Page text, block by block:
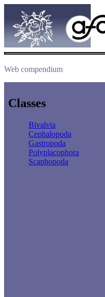
Web compendium
Classes
Bivalvia
Cephalopoda
Gastropoda
Polyplacophora
Scaphopoda